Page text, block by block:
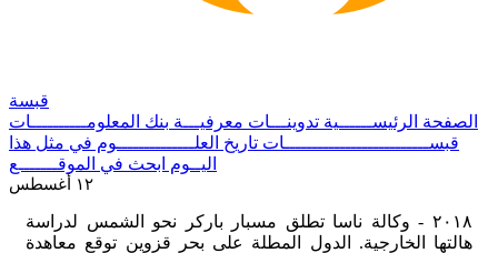
قبسة
الصفحة الرئيســــــية تدوينـــات معرفيـــة بنك المعلومــــــــــات
قبســــــــــــــــــــــــــات تاريخ العلــــــــــــــوم في مثل هذا
اليــوم ابحث في الموقـــــــع
١٢ أغسطس
٢٠١٨ - وكالة ناسا تطلق مسبار باركر نحو الشمس لدراسة
هالتها الخارجية. الدول المطلة على بحر قزوين توقع معاهدة